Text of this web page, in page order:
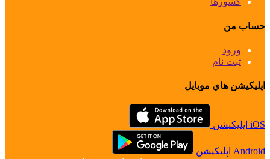
حساب من
ورود
ثبت نام
اپليكيشن هاي موبايل
iOS اپليكيشن
Android اپليكيشن